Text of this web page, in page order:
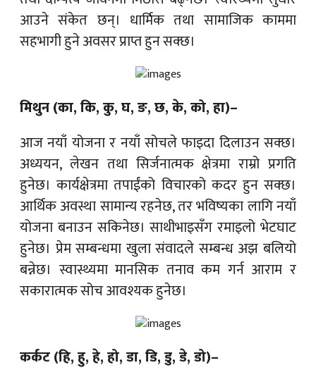
आउने संकेत छन्। धार्मिक तथा सामाजिक काममा
सहभागी हुने अवसर प्राप्त हुन सक्छ।
मिथुन (का, कि, कु, घ, ङ, छ, के, को, हा)–
आज नयाँ योजना र नयाँ सोचले फाइदा दिलाउन सक्छ।
अध्ययन, लेखन तथा सिर्जनात्मक क्षेत्रमा राम्रो प्रगति
हुनेछ। कार्यक्षेत्रमा तपाईंको विचारको कदर हुन सक्छ।
आर्थिक अवस्था सामान्य रहनेछ, तर भविष्यका लागि नयाँ
योजना बनाउन सकिनेछ। साथीभाइसँग रमाइलो भेटघाट
हुनेछ। प्रेम सम्बन्धमा खुला संवादले सम्बन्ध अझ बलियो
बन्नेछ। स्वास्थ्यमा मानसिक तनाव कम गर्न आराम र
सकारात्मक सोच आवश्यक हुनेछ।
कर्कट (हि, हु, हे, हो, डा, डि, डु, डे, डो)–